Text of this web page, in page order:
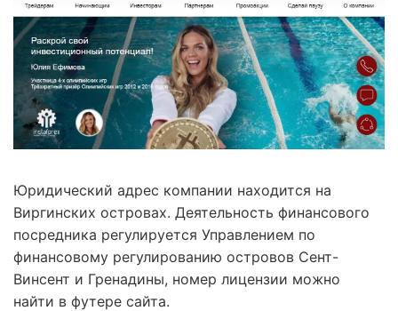
Юридический адрес компании находится на
Виргинских островах. Деятельность финансового
посредника регулируется Управлением по
финансовому регулированию островов Сент-
Винсент и Гренадины, номер лицензии можно
найти в футере сайта.